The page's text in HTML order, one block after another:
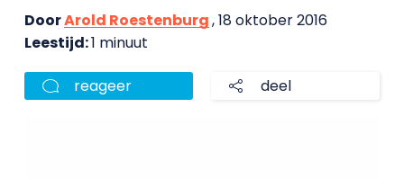
DoorArold Roestenburg, 18 oktober 2016
Leestijd:1 minuut
reageer deel